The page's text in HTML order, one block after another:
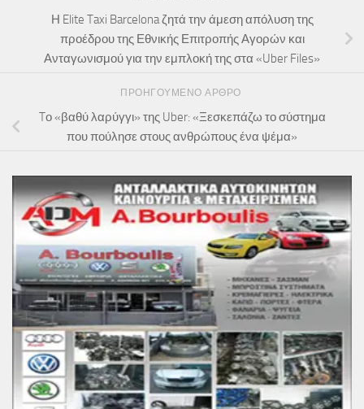
Η Elite Taxi Barcelona ζητά την άμεση απόλυση της
προέδρου της Εθνικής Επιτροπής Αγορών και
Ανταγωνισμού για την εμπλοκή της στα «Uber Files»
ΠΡΟΗΓΟΎΜΕΝΟ ΆΡΘΡΟ
Tο «βαθύ λαρύγγι» της Uber: «Ξεσκεπάζω το σύστημα
που πούλησε στους ανθρώπους ένα ψέμα»